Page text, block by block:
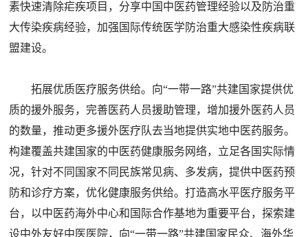
素快速清除疟疾项目，分享中国中医药管理经验以及防治重
大传染疾病经验，加强国际传统医学防治重大感染性疾病联
盟建设。
拓展优质医疗服务供给。向“一带一路”共建国家提供优
质的援外服务，完善医药人员援助管理，增加援外医药人员
的数量，推动更多援外医疗队去当地提供实地中医药服务。
构建覆盖共建国家的中医药健康服务网络，立足各国实际情
况，针对不同国家不同民族常见病、多发病，提供中医药预
防和诊疗方案，优化健康服务供给。打造高水平医疗服务平
台，以中医药海外中心和国际合作基地为重要平台，探索建
设中外友好中医医院，向“一带一路”共建国家民众、海外华